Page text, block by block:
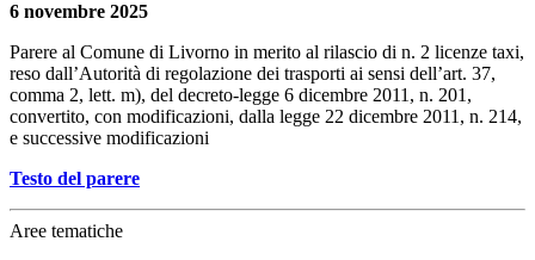
6 novembre 2025
Parere al Comune di Livorno in merito al rilascio di n. 2 licenze taxi,
reso dall’Autorità di regolazione dei trasporti ai sensi dell’art. 37,
comma 2, lett. m), del decreto-legge 6 dicembre 2011, n. 201,
convertito, con modificazioni, dalla legge 22 dicembre 2011, n. 214,
e successive modificazioni
Testo del parere
Aree tematiche